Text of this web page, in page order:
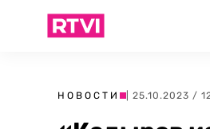
НОВОСТИ | 25.10.2023 /